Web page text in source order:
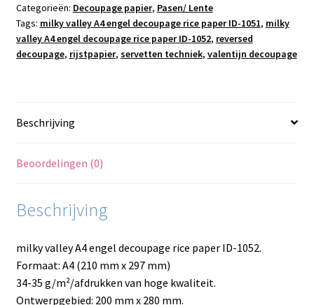
paper
ID-
1052
aantal
Categorieën: Decoupage papier, Pasen/ Lente
Tags: milky valley A4 engel decoupage rice paper ID-1051, milky
valley A4 engel decoupage rice paper ID-1052, reversed
decoupage, rijstpapier, servetten techniek, valentijn decoupage
Beschrijving
Beoordelingen (0)
Beschrijving
milky valley A4 engel decoupage rice paper ID-1052.
Formaat: A4 (210 mm x 297 mm)
34-35 g/m²/afdrukken van hoge kwaliteit.
Ontwerpgebied: 200 mm x 280 mm.